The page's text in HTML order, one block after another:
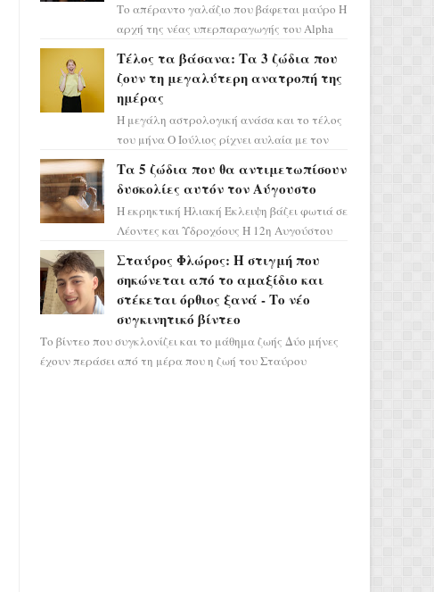
Το απέραντο γαλάζιο που βάφεται μαύρο Η
αρχή της νέας υπερπαραγωγής του Alpha
πλημμυρισμένο από...
Τέλος τα βάσανα: Τα 3 ζώδια που
ζουν τη μεγαλύτερη ανατροπή της
ημέρας
Η μεγάλη αστρολογική ανάσα και το τέλος
του μήνα Ο Ιούλιος ρίχνει αυλαία με τον
περνάει στο ζώδιο τω...
Τα 5 ζώδια που θα αντιμετωπίσουν
δυσκολίες αυτόν τον Αύγουστο
Η εκρηκτική Ηλιακή Έκλειψη βάζει φωτιά σε
Λέοντες και Υδροχόους Η 12η Αυγούστου
χάους, καθώς η Ηλια...
Σταύρος Φλώρος: Η στιγμή που
σηκώνεται από το αμαξίδιο και
στέκεται όρθιος ξανά - Το νέο
συγκινητικό βίντεο
Το βίντεο που συγκλονίζει και το μάθημα ζωής Δύο μήνες
έχουν περάσει από τη μέρα που η ζωή του Σταύρου